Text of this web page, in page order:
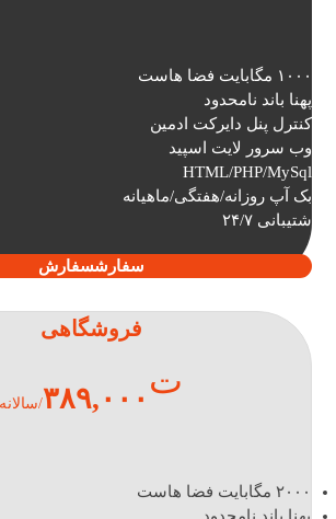
۱۰۰۰ مگابایت فضا هاست
پهنا باند نامحدود
کنترل پنل دایرکت ادمین
وب سرور لایت اسپید
HTML/PHP/MySql
بک آپ روزانه/هفتگی/ماهیانه
شتیبانی ۲۴/۷
سفارشسفارش
فروشگاهی
ت ۳۸۹,۰۰۰/سالانه
۲۰۰۰ مگابایت فضا هاست